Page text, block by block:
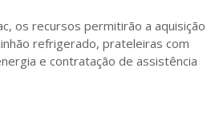
os recursos permitirão a aquisição
refrigerado, prateleiras com
e contratação de assistência